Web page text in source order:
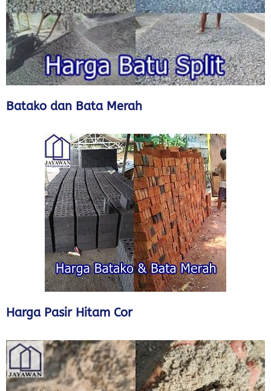
Batako dan Bata Merah
Harga Pasir Hitam Cor